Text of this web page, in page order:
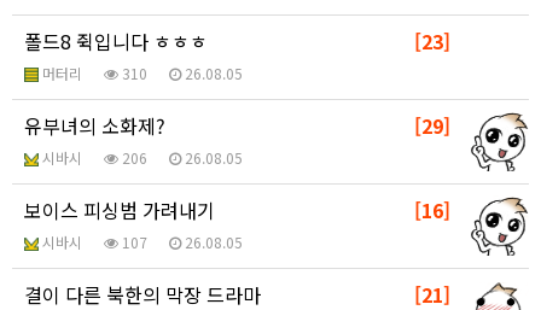
[23]
폴드8 쥑입니다 ㅎㅎㅎ
머터리 310 26.08.05
[29]
유부녀의 소화제?
시바시 206 26.08.05
[16]
보이스 피싱범 가려내기
시바시 107 26.08.05
[21]
결이 다른 북한의 막장 드라마